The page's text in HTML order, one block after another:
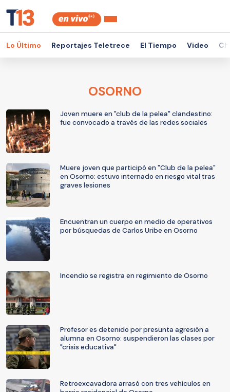
Lo Último Reportajes Teletrece El Tiempo Video
OSORNO
Joven muere en "club de la pelea" clandestino:
fue convocado a través de las redes sociales
Muere joven que participó en "Club de la pelea"
en Osorno: estuvo internado en riesgo vital tras
graves lesiones
Encuentran un cuerpo en medio de operativos
por búsquedas de Carlos Uribe en Osorno
Incendio se registra en regimiento de Osorno
Profesor es detenido por presunta agresión a
alumna en Osorno: suspendieron las clases por
"crisis educativa"
Retroexcavadora arrasó con tres vehículos en